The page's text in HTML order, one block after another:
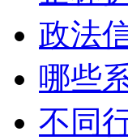
政法
哪些
不同